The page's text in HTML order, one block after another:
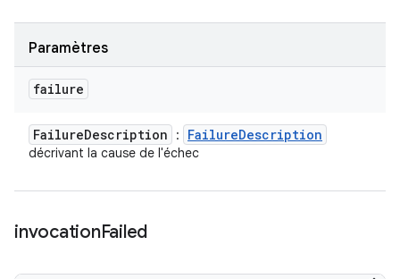
Paramètres
failure
FailureDescription : FailureDescription
décrivant la cause de l'échec
invocationFailed